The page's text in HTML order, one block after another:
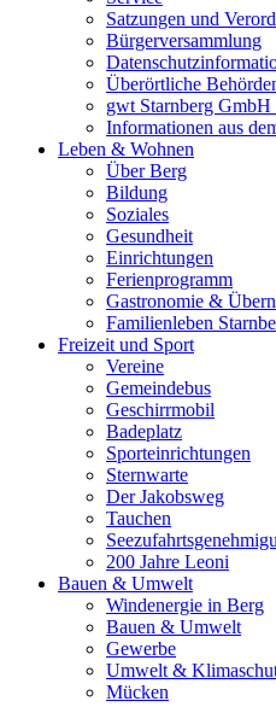
Satzungen und
Bürgerversammlung
Überörtliche
gwt Starnberg
Informationen aus
Leben & Wohnen
Über Berg
Bildung
Soziales
Gesundheit
Einrichtungen
Ferienprogramm
Gastronomie &
Familienleben
Freizeit und Sport
Vereine
Gemeindebus
Geschirrmobil
Badeplatz
Sporteinrichtungen
Sternwarte
Der Jakobsweg
Tauchen
200 Jahre Leoni
Bauen & Umwelt
Windenergie in Berg
Bauen & Umwelt
Gewerbe
Umwelt &
Mücken